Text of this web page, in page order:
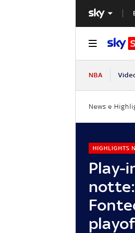
NBA
News e
Play-
HIGHLIGHTS